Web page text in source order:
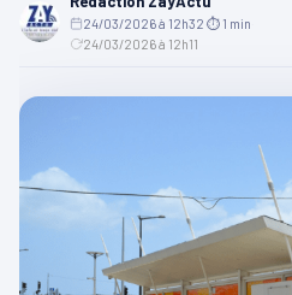
24/03/2026 à 12h32 ⏱ 1 min
24/03/2026 à 12h11